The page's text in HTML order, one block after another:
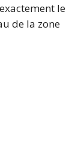
le
de la zone